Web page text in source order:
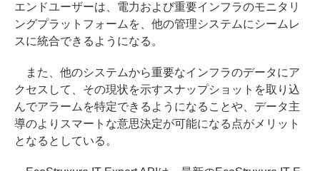
エンドユーザーは、電力および重要インフラのモニタリ
ングプラットフォームを、他の管理システムにシームレ
スに統合できるようになる。
また、他のシステムから重要なインフラのデータにア
クセスして、その現状を示すスナップショットを取り込
んでアラームを特定できるようになることや、データ主
導のよりスマートな意思決定が可能になる点がメリット
となるとしている。